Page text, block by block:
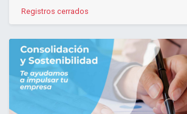
Registros cerrados